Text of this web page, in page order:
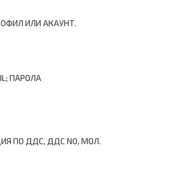
ИЛИ АКАУНТ.
ПАРОЛА
ПО ДДС, ДДС NO, МОЛ.